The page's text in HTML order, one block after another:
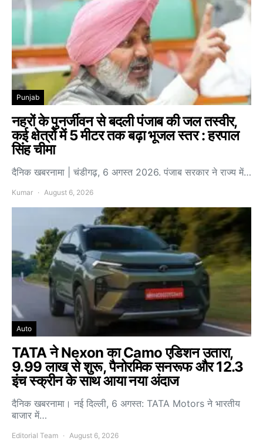
Punjab
नहरों के पुनर्जीवन से बदली पंजाब की जल तस्वीर,
कई क्षेत्रों में 5 मीटर तक बढ़ा भूजल स्तर : हरपाल
सिंह चीमा
दैनिक खबरनामा | चंडीगढ़, 6 अगस्त 2026. पंजाब सरकार ने राज्य में…
Kumar August 6, 2026
Auto
TATA ने Nexon का Camo एडिशन उतारा,
9.99 लाख से शुरू, पैनोरमिक सनरूफ और 12.3
इंच स्क्रीन के साथ आया नया अंदाज
दैनिक खबरनामा। नई दिल्ली, 6 अगस्त: TATA Motors ने भारतीय
बाजार में…
Editorial Team August 6, 2026